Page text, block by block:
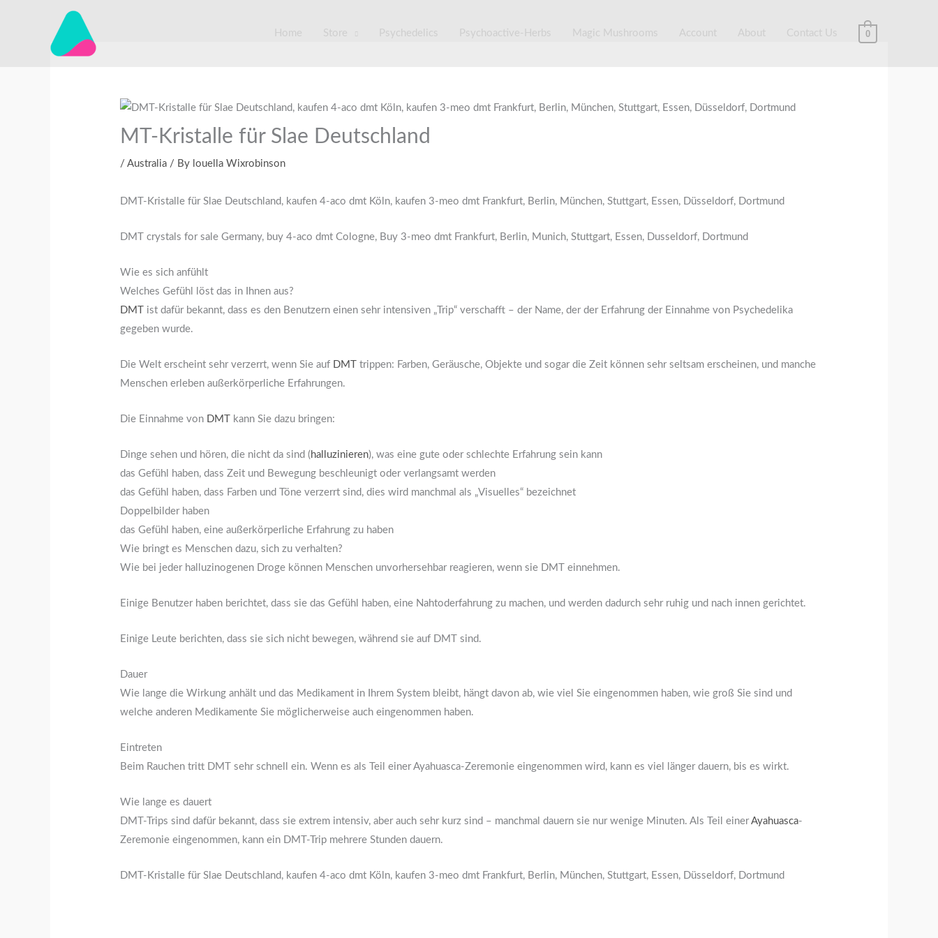
Home Store Psychedelics Psychoactive-Herbs Magic Mushrooms Account About Contact Us 0
MT-Kristalle für Slae Deutschland
/Australia / By louella Wixrobinson
DMT-Kristalle für Slae Deutschland, kaufen 4-aco dmt Köln, kaufen 3-meo dmt Frankfurt, Berlin, München, Stuttgart, Essen, Düsseldorf, Dortmund
DMT crystals for sale Germany, buy 4-aco dmt Cologne, Buy 3-meo dmt Frankfurt, Berlin, Munich, Stuttgart, Essen, Dusseldorf, Dortmund
Wie es sich anfühlt
Welches Gefühl löst das in Ihnen aus?
DMT
ist dafür bekannt, dass es den Benutzern einen sehr intensiven „Trip“ verschafft – der Name, der der Erfahrung der Einnahme von Psychedelika
gegeben wurde.
Die Welt erscheint sehr verzerrt, wenn Sie auf DMT
trippen: Farben, Geräusche, Objekte und sogar die Zeit können sehr seltsam erscheinen, und manche
Menschen erleben außerkörperliche Erfahrungen.
Die Einnahme von DMT kann Sie dazu bringen:
Dinge sehen und hören, die nicht da sind ( halluzinieren), was eine gute oder schlechte Erfahrung sein kann
das Gefühl haben, dass Zeit und Bewegung beschleunigt oder verlangsamt werden
das Gefühl haben, dass Farben und Töne verzerrt sind, dies wird manchmal als „Visuelles“ bezeichnet
Doppelbilder haben
das Gefühl haben, eine außerkörperliche Erfahrung zu haben
Wie bringt es Menschen dazu, sich zu verhalten?
Wie bei jeder halluzinogenen Droge können Menschen unvorhersehbar reagieren, wenn sie DMT einnehmen.
Einige Benutzer haben berichtet, dass sie das Gefühl haben, eine Nahtoderfahrung zu machen, und werden dadurch sehr ruhig und nach innen gerichtet.
Einige Leute berichten, dass sie sich nicht bewegen, während sie auf DMT sind.
Dauer
Wie lange die Wirkung anhält und das Medikament in Ihrem System bleibt, hängt davon ab, wie viel Sie eingenommen haben, wie groß Sie sind und
welche anderen Medikamente Sie möglicherweise auch eingenommen haben.
Eintreten
Beim Rauchen tritt DMT sehr schnell ein. Wenn es als Teil einer Ayahuasca-Zeremonie eingenommen wird, kann es viel länger dauern, bis es wirkt.
Wie lange es dauert
DMT-Trips sind dafür bekannt, dass sie extrem intensiv, aber auch sehr kurz sind – manchmal dauern sie nur wenige Minuten. Als Teil einerAyahuasca-
Zeremonie eingenommen, kann ein DMT-Trip mehrere Stunden dauern.
DMT-Kristalle für Slae Deutschland, kaufen 4-aco dmt Köln, kaufen 3-meo dmt Frankfurt, Berlin, München, Stuttgart, Essen, Düsseldorf, Dortmund